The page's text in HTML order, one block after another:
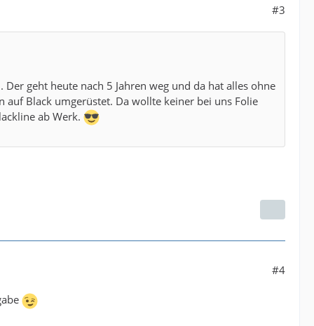
#3
geht heute nach 5 Jahren weg und da hat alles ohne
Black umgerüstet. Da wollte keiner bei uns Folie
ab Werk.
#4